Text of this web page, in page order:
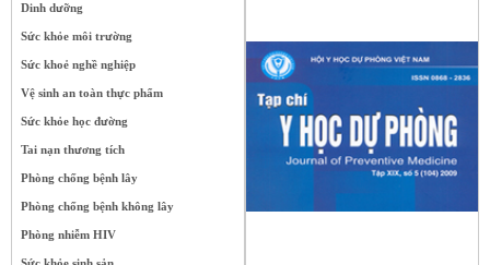
Dinh dưỡng
Sức khỏe môi trường
Sức khoẻ nghề nghiệp
Vệ sinh an toàn thực phẩm
Sức khỏe học đường
Tai nạn thương tích
Phòng chống bệnh lây
Phòng chống bệnh không lây
Phòng nhiễm HIV